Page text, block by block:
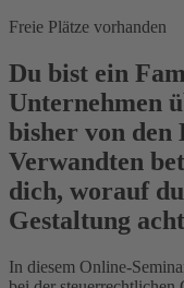
Freie Plätze vorhanden
Du bist ein
Unternehmen
bisher von den
Verwandten
dich, worauf
Gestaltung
In diesem Online-